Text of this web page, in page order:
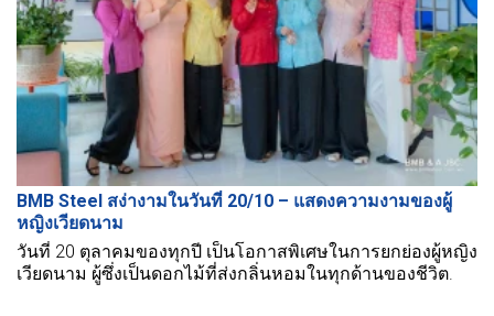
BMB Steel สง่างามในวันที่ 20/10 – แสดงความงามของผู้
หญิงเวียดนาม
วันที่ 20 ตุลาคมของทุกปี เป็นโอกาสพิเศษในการยกย่องผู้หญิง
เวียดนาม ผู้ซึ่งเป็นดอกไม้ที่ส่งกลิ่นหอมในทุกด้านของชีวิต.